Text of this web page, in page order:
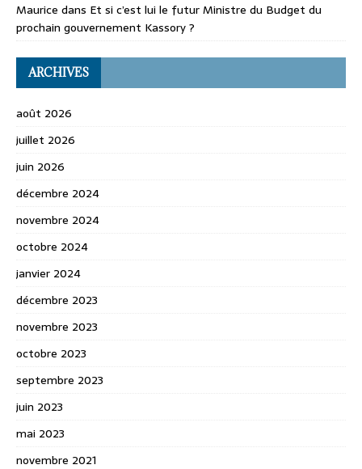
Maurice dans Et si c’est lui le futur Ministre du Budget du
prochain gouvernement Kassory ?
ARCHIVES
août 2026
juillet 2026
juin 2026
décembre 2024
novembre 2024
octobre 2024
janvier 2024
décembre 2023
novembre 2023
octobre 2023
septembre 2023
juin 2023
mai 2023
novembre 2021